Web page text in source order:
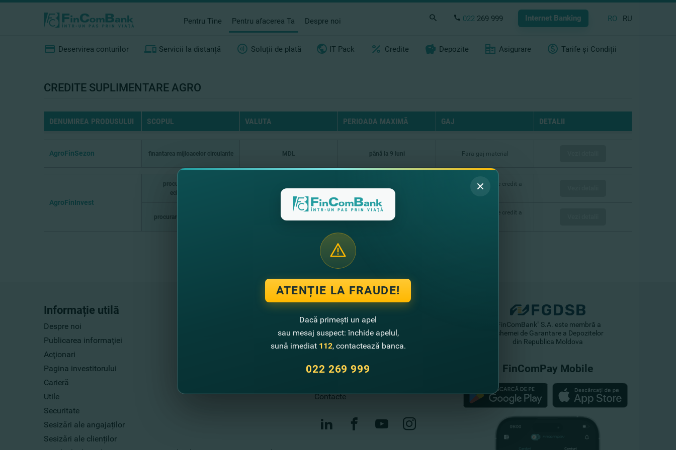
Pentru Tine Pentru afacerea Ta Despre noi 022 269 999 Internet Banking RO RU
Deservirea conturilor Servicii la distanță Soluții de plată IT Pack Credite Depozite Asigurare Tarife și Condiții
CREDITE SUPLIMENTARE AGRO
DENUMIREA PRODUSULUI SCOPUL VALUTA PERIOADA MAXIMĂ GAJ DETALII
AgroFinSezon finantarea mijloacelor circulante MDL până la 9 luni Fara gaj material
AgroFinInvest
procurarea tehnicii şi
echipamentului
EUR/USD/MDL până la 10 ani
conform politicii de credit a
procurarea terenului agricol MDL până la 10 ani
conform politicii de credit a
Informație utilă
Despre noi
Publicarea informaţiei
Acţionari
Pagina investitorului
Carieră
Utile
Securitate
Sesizări ale angajaților
Sesizări ale clienților
Contactează-ne
Call center
022 269 999
Contacte
"FinComBank" S.A. este membră a
Schemei de Garantare a Depozitelor
din Republica Moldova
FinComPay Mobile
ATENȚIE LA FRAUDE!
Dacă primești un apel
sau mesaj suspect: închide apelul,
sună imediat 112, contactează banca.
022 269 999